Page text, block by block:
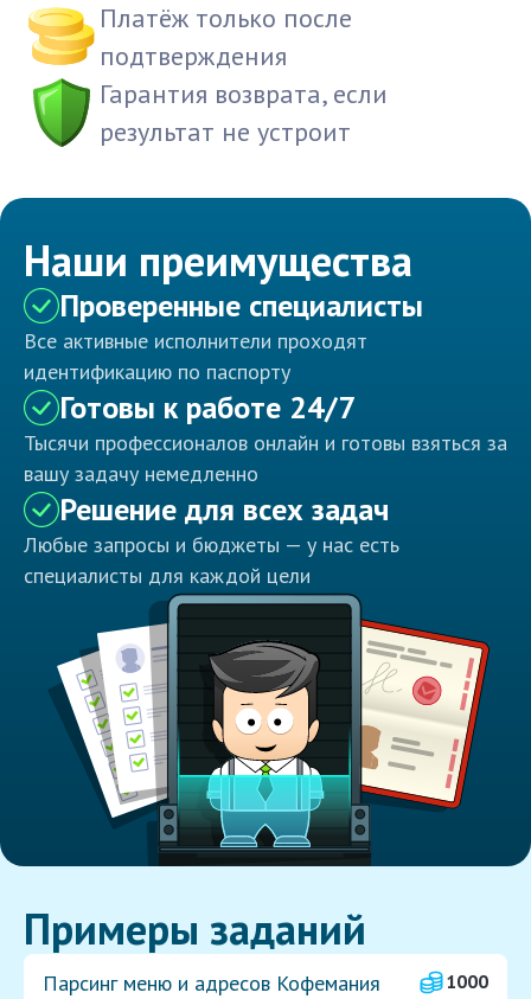
Платёж только после
подтверждения
Гарантия возврата, если
результат не устроит
Наши преимущества
Проверенные специалисты
Все активные исполнители проходят
идентификацию по паспорту
Готовы к работе 24/7
Тысячи профессионалов онлайн и готовы взяться за
вашу задачу немедленно
Решение для всех задач
Любые запросы и бюджеты — у нас есть
специалисты для каждой цели
Примеры заданий
Парсинг меню и адресов Кофемания
1000